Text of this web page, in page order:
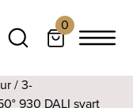
0
/3-
930 DALI svart